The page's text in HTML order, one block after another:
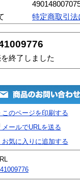
特定商取引
終了しました
このページを印刷する
メールでURLを送る
お気に入りに追加する